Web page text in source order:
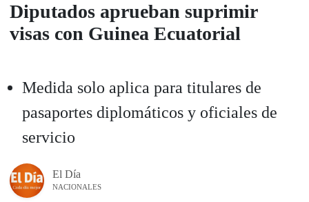
Diputados aprueban suprimir
visas con Guinea Ecuatorial
Medida solo aplica para titulares de
pasaportes diplomáticos y oficiales de
servicio
El Día
NACIONALES